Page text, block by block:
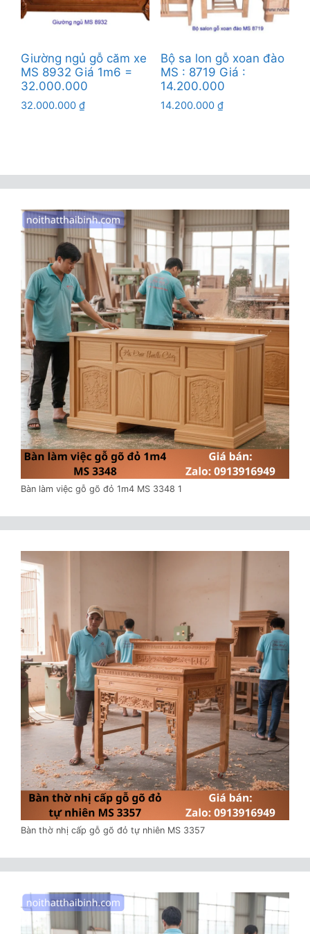
Giường ngủ gỗ căm xe
MS 8932 Giá 1m6 =
32.000.000
32.000.000 ₫
Bộ sa lon gỗ xoan đào
MS : 8719 Giá :
14.200.000
14.200.000 ₫
Bàn làm việc gỗ gõ đỏ 1m4 MS 3348 1
Bàn thờ nhị cấp gỗ gõ đỏ tự nhiên MS 3357